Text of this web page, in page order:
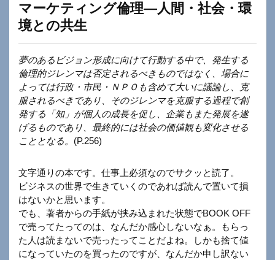
マーケティング倫理―人間・社会・環
境との共生
夢のあるビジョン形成に向けて行動する中で、発生する
倫理的ジレンマは否定されるべきものではなく、場合に
よっては行政・市民・ＮＰＯも含めて大いに議論し、克
服されるべきであり、そのジレンマを克服する過程で創
発する「知」が個人の成長を促し、企業もまた発展を遂
げるものであり、最終的には社会の価値観も変化させる
こととなる。 (P.256)
文字通りの本です。仕事上必須なのでサクッと読了。
ビジネスの世界で生きていくのであれば読んで置いて損
はないかと思います。
でも、著者からの手紙が挟み込まれた状態でBOOK OFF
で売ってたってのは、なんだか感心しないなぁ。もらっ
た人は読まないで売ったってことだよね。しかも捨て値
になっていたのを買ったのですが、なんだか申し訳ない